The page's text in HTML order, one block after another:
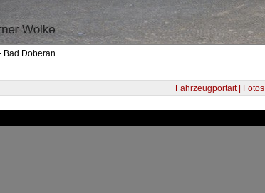
Bad Doberan
Fahrzeugportait | Fotos